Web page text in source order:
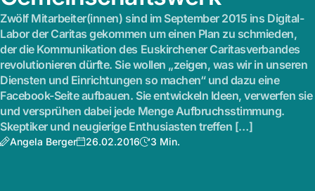
Zwölf Mitarbeiter(innen) sind im September 2015 ins Digital-
Labor der Caritas gekommen um einen Plan zu schmieden,
der die Kommunikation des Euskirchener Caritasverbandes
revolutionieren dürfte. Sie wollen „zeigen, was wir in unseren
Diensten und Einrichtungen so machen“ und dazu eine
Facebook-Seite aufbauen. Sie entwickeln Ideen, verwerfen sie
und versprühen dabei jede Menge Aufbruchsstimmung.
Skeptiker und neugierige Enthusiasten treffen […]
Angela Berger 26.02.2016 3 Min.